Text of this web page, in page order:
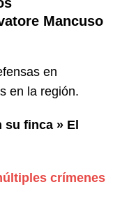
Mancuso
en
en la región.
finca » El
crímenes